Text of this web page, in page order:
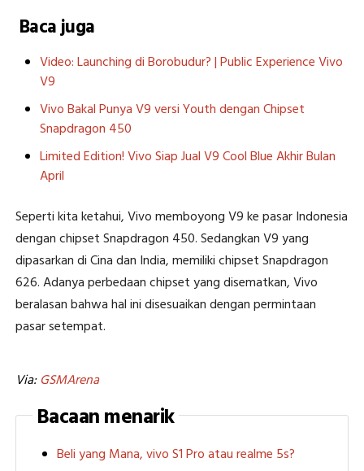
Baca juga
Video: Launching di Borobudur? | Public Experience Vivo
V9
Vivo Bakal Punya V9 versi Youth dengan Chipset
Snapdragon 450
Limited Edition! Vivo Siap Jual V9 Cool Blue Akhir Bulan
April
Seperti kita ketahui, Vivo memboyong V9 ke pasar Indonesia
dengan chipset Snapdragon 450. Sedangkan V9 yang
dipasarkan di Cina dan India, memiliki chipset Snapdragon
626. Adanya perbedaan chipset yang disematkan, Vivo
beralasan bahwa hal ini disesuaikan dengan permintaan
pasar setempat.
Via:GSMArena
Bacaan menarik
Beli yang Mana, vivo S1 Pro atau realme 5s?